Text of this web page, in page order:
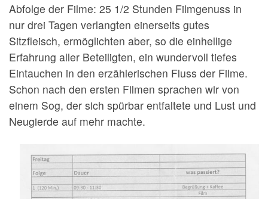
Abfolge der Filme: 25 1/2 Stunden Filmgenuss in
nur drei Tagen verlangten einerseits gutes
Sitzfleisch, ermöglichten aber, so die einhellige
Erfahrung aller Beteiligten, ein wundervoll tiefes
Eintauchen in den erzählerischen Fluss der Filme.
Schon nach den ersten Filmen sprachen wir von
einem Sog, der sich spürbar entfaltete und Lust und
Neugierde auf mehr machte.